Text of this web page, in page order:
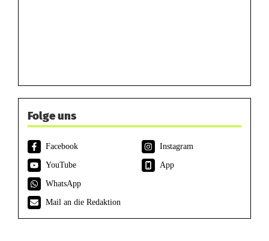
Folge uns
Facebook
Instagram
YouTube
App
WhatsApp
Mail an die Redaktion